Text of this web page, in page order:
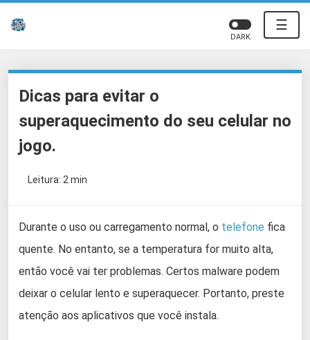
☰
DARK
Dicas para evitar o
superaquecimento do seu celular no
jogo.
Leitura: 2 min
Durante o uso ou carregamento normal, o telefone fica
quente. No entanto, se a temperatura for muito alta,
então você vai ter problemas. Certos malware podem
deixar o celular lento e superaquecer. Portanto, preste
atenção aos aplicativos que você instala.